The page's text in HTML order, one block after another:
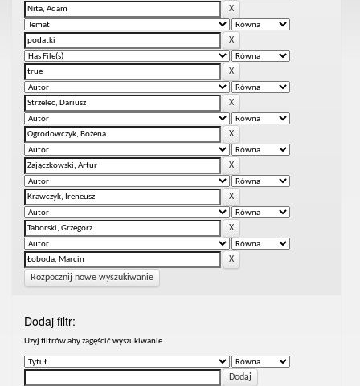
Rozpocznij nowe wyszukiwanie
Dodaj filtr:
Uzyj filtrów aby zagęścić wyszukiwanie.